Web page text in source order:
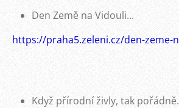
Den Země na Vidouli...
https://praha5.zeleni.cz/den-zeme-
Když přírodní živly, tak